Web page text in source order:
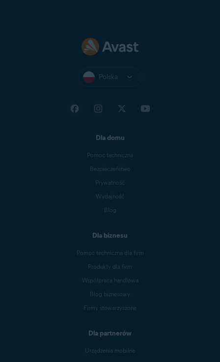
Polska
Dla domu
Pomoc techniczna
Bezpieczeństwo
Prywatność
Wydajność
Blog
Dla biznesu
Pomoc techniczna dla firm
Produkty dla firm
Współpraca handlowa
Blog biznesowy
Firmy stowarzyszone
Dla partnerów
Urządzenia mobilne